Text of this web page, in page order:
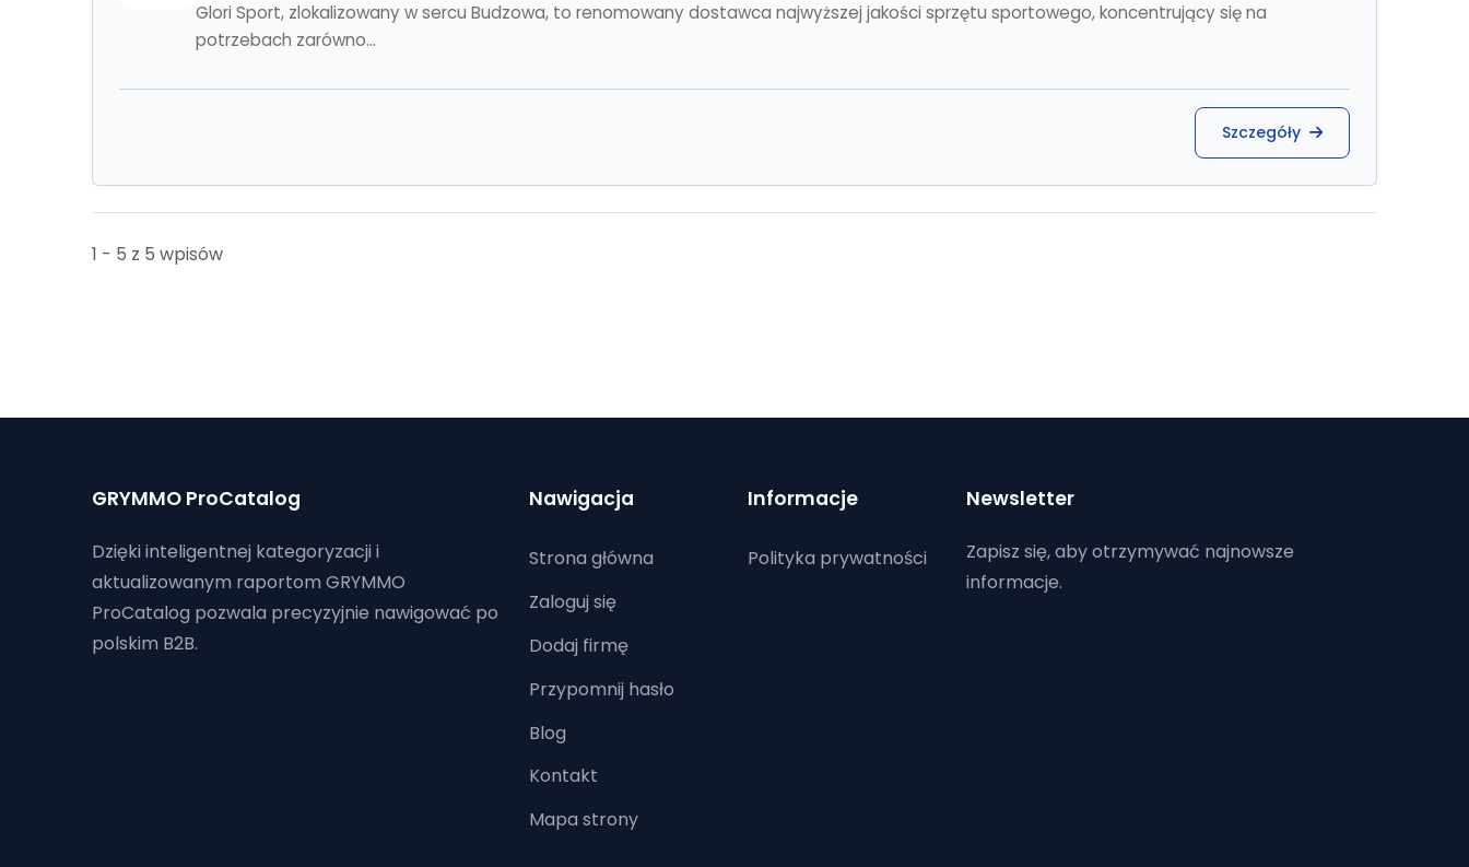
Glori Sport, zlokalizowany w sercu Budzowa, to renomowany dostawca najwyższej jakości sprzętu sportowego, koncentrujący się na
potrzebach zarówno...
Szczegóły
1 - 5 z 5 wpisów
GRYMMO ProCatalog
Dzięki inteligentnej kategoryzacji i
aktualizowanym raportom GRYMMO
ProCatalog pozwala precyzyjnie nawigować po
polskim B2B.
Nawigacja
Strona główna
Zaloguj się
Dodaj firmę
Przypomnij hasło
Blog
Kontakt
Mapa strony
Informacje
Polityka prywatności
Newsletter
Zapisz się, aby otrzymywać najnowsze
informacje.